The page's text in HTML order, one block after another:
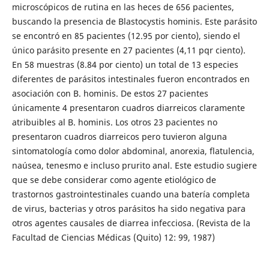
microscópicos de rutina en las heces de 656 pacientes,
buscando la presencia de Blastocystis hominis. Este parásito
se encontró en 85 pacientes (12.95 por ciento), siendo el
único parásito presente en 27 pacientes (4,11 pqr ciento).
En 58 muestras (8.84 por ciento) un total de 13 especies
diferentes de parásitos intestinales fueron encontrados en
asociación con B. hominis. De estos 27 pacientes
únicamente 4 presentaron cuadros diarreicos claramente
atribuibles al B. hominis. Los otros 23 pacientes no
presentaron cuadros diarreicos pero tuvieron alguna
sintomatología como dolor abdominal, anorexia, flatulencia,
naúsea, tenesmo e incluso prurito anal. Este estudio sugiere
que se debe considerar como agente etiológico de
trastornos gastrointestinales cuando una batería completa
de virus, bacterias y otros parásitos ha sido negativa para
otros agentes causales de diarrea infecciosa. (Revista de la
Facultad de Ciencias Médicas (Quito) 12: 99, 1987)